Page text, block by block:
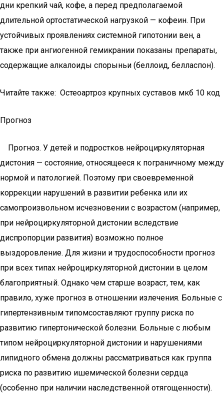
дни крепкий чай, кофе, а перед предполагаемой
длительной ортостатической нагрузкой — кофеин. При
устойчивых проявлениях системной гипотонии вен, а
также при ангиогенной гемикрании показаны препараты,
содержащие алкалоиды спорыньи (беллоид, белласпон).
Читайте также: Остеоартроз крупных суставов мкб 10 код
Прогноз
Прогноз. У детей и подростков нейроциркуляторная
дистония — состояние, относящееся к пограничному между
нормой и патологией. Поэтому при своевременной
коррекции нарушений в развитии ребенка или их
самопроизвольном исчезновении с возрастом (например,
при нейроциркуляторной дистонии вследствие
диспропорции развития) возможно полное
выздоровление. Для жизни и трудоспособности прогноз
при всех типах нейроциркуляторной дистонии в целом
благоприятный. Однако чем старше возраст, тем, как
правило, хуже прогноз в отношении излечения. Больные с
гипертензивным типомсоставляют группу риска по
развитию гипертонической болезни. Больные с любым
типом нейроциркуляторной дистонии и нарушениями
липидного обмена должны рассматриваться как группа
риска по развитию ишемической болезни сердца
(особенно при наличии наследственной отягощенности).